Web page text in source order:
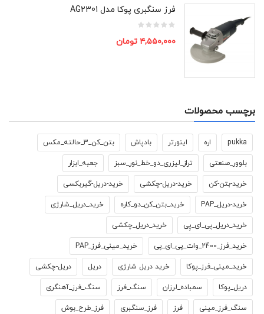
فرز سنگبری پوکا مدل AG2301
۴,۵۵۰,۰۰۰ تومان
برچسب محصولات
pukka اره اینورتر بادپاش بتن_کن_3_حالته_مکس
بلوور_صنعتی تراز_لیزری_دو_خط_نور_سبز جعبه_ابزار
خرید-بتن-کن خرید-دریل-چکشی خرید-دریل-گیربکسی
خرید-دریل_PAP خرید_بتن_کن_دو_کاره خرید_دریل_شارژی
خرید_دریل_پی_ای_پِی خرید_دریل_چکشی
خرید_فرز_2400_وات_پی_ای_پی خرید_مینی_فرز_PAP
خرید_مینی_فرز_پوکا خرید دریل شارژی دریل دریل-چکشی
دریل_پوکا سمباده_لرزان سنگ_فرز سنگ_فرز_آهنگری
سنگ_فرز_مینی فرز فرز_سنگبری فرز_طرح_بوش